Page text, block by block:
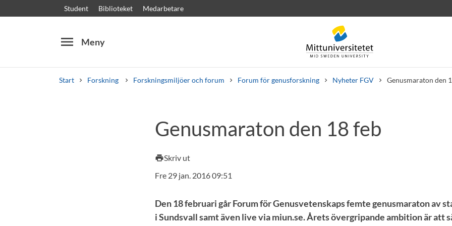
Student Biblioteket Medarbetare
menu Meny
Start Forskning Forskningsmiljöer och forum Forum för genusforskning Nyheter FGV Genusmaraton den
Kursplaner Välkomstbrev Personal Lediga jobb
Genusmaraton den 18 feb
printSkriv ut
Fre 29 jan. 2016 09:51
Den 18 februari går Forum för Genusvetenskaps femte genusmaraton av
i Sundsvall samt även live via miun.se. Årets övergripande ambition är att